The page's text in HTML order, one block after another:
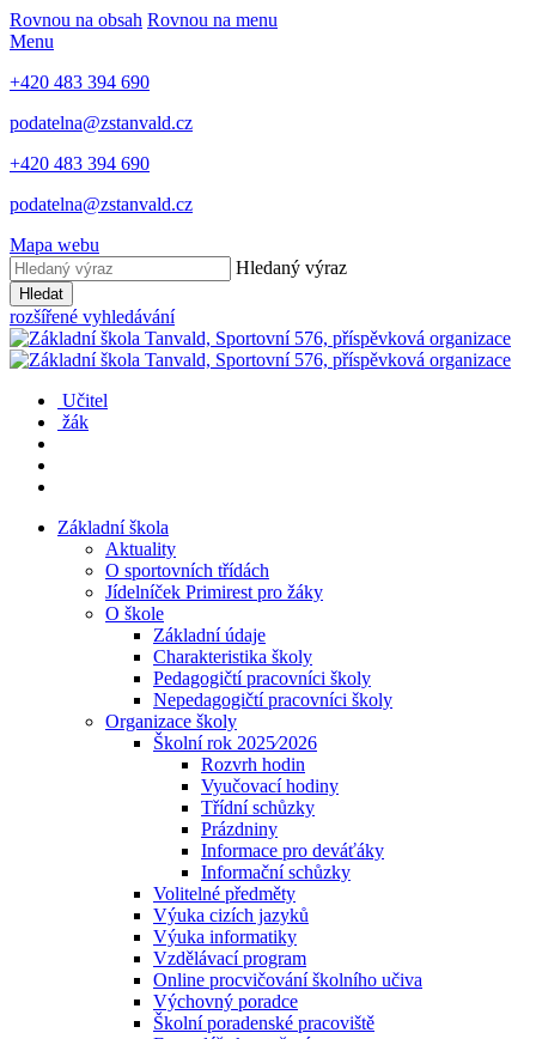
Rovnou na obsah Rovnou na menu
Menu
+420 483 394 690
podatelna@zstanvald.cz
+420 483 394 690
podatelna@zstanvald.cz
Mapa webu
Hledaný výraz
Hledat
rozšířené vyhledávání
Učitel
žák
Základní škola
Aktuality
O sportovních třídách
Jídelníček Primirest pro žáky
O škole
Základní údaje
Charakteristika školy
Pedagogičtí pracovníci školy
Nepedagogičtí pracovníci školy
Organizace školy
Školní rok 2025⁄2026
Rozvrh hodin
Vyučovací hodiny
Třídní schůzky
Prázdniny
Informace pro deváťáky
Informační schůzky
Volitelné předměty
Výuka cizích jazyků
Výuka informatiky
Vzdělávací program
Online procvičování školního učiva
Výchovný poradce
Školní poradenské pracoviště